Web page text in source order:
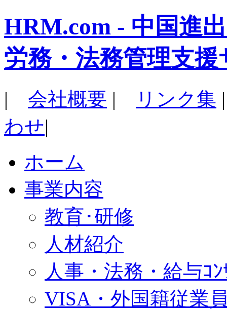
HRM.com - 中国進
労務・法務管理支援
| 会社概要 | リンク集
わせ|
ホーム
事業内容
教育･研修
人材紹介
人事・法務・給与ｺﾝ
VISA・外国籍従業